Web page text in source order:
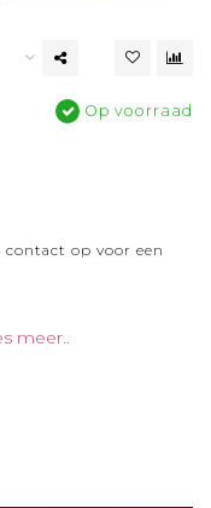
Op voorraad
op voor een
meer..